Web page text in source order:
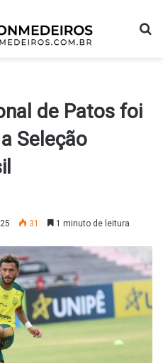
de Patos foi
Seleção
31 1 minuto de leitura